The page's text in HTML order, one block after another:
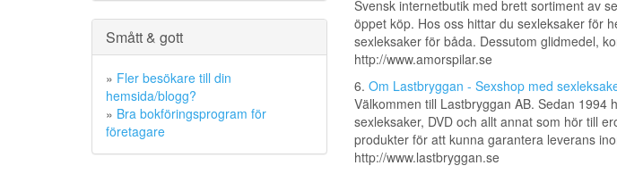
Smått & gott
» Fler besökare till din
hemsida/blogg?
» Bra bokföringsprogram för
företagare
Svensk internetbutik med brett sortiment av
öppet köp. Hos oss hittar du sexleksaker för
sexleksaker för båda. Dessutom glidmedel,
http://www.amorspilar.se
6. Om Lastbryggan - Sexshop med
Välkommen till Lastbryggan AB. Sedan 1994
sexleksaker, DVD och allt annat som hör till
produkter för att kunna garantera leverans
http://www.lastbryggan.se